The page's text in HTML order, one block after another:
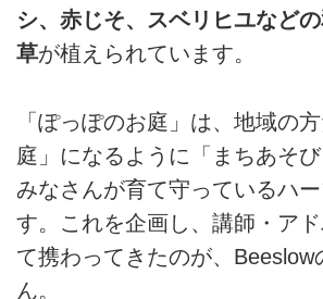
シ、赤じそ、スベリヒユなど
草が植えられています。
「ぽっぽのお庭」は、地域の
庭」になるように「まちあそ
みなさんが育て守っているハ
す。これを企画し、講師・ア
て携わってきたのが、Beeslow
ん。